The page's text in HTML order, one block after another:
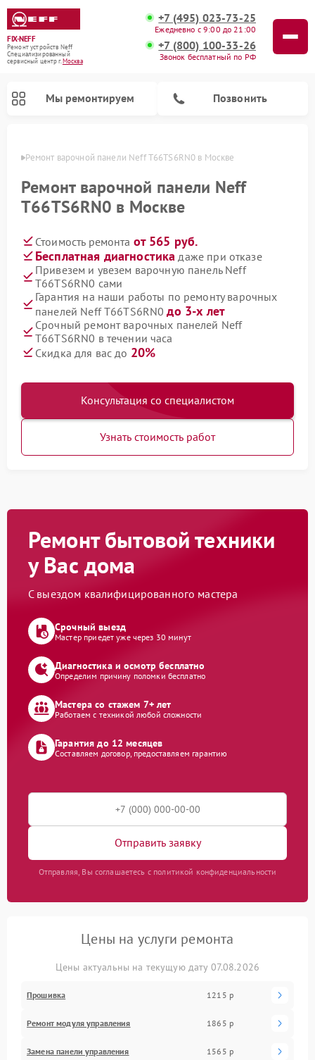
FIX-NEFF
Ремонт устройств Neff
Специализированный
cервисный центр г.Москва
+7 (495) 023-73-25
Ежедневно с 9:00 до 21:00
+7 (800) 100-33-26
Звонок бесплатный по РФ
Мы ремонтируем Позвонить
Ремонт варочной панели Neff T66TS6RN0 в Москве
Ремонт варочной панели Neff
T66TS6RN0 в Москве
Стоимость ремонта от 565 руб.
Бесплатная диагностика даже при отказе
Привезем и увезем варочную панель Neff
T66TS6RN0 сами
Гарантия на наши работы по ремонту варочных
панелей Neff T66TS6RN0до 3-х лет
Срочный ремонт варочных панелей Neff
T66TS6RN0 в течении часа
Скидка для вас до 20%
Консультация со специалистом
Узнать стоимость работ
Ремонт бытовой техники
у Вас дома
С выездом квалифицированного мастера
Срочный выезд
Мастер приедет уже через 30 минут
Диагностика и осмотр бесплатно
Определим причину поломки бесплатно
Мастера со стажем 7+ лет
Работаем с техникой любой сложности
Гарантия до 12 месяцев
Составляем договор, предоставляем гарантию
Отправить заявку
Отправляя, Вы соглашаетесь с политикой конфиденциальности
Цены на услуги ремонта
Цены актуальны на текущую дату 07.08.2026
Прошивка 1215 р
Ремонт модуля управления 1865 р
Замена панели управления 1565 р